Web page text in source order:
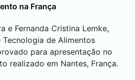
na França
e Fernanda Cristina Lemke,
de Alimentos
para apresentação no
realizado em Nantes, França.